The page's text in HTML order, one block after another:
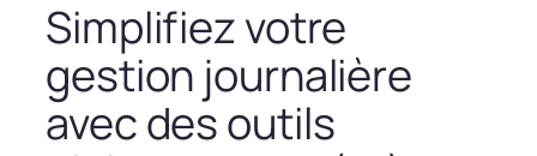
Simplifiez votre
gestion journalière
avec des outils